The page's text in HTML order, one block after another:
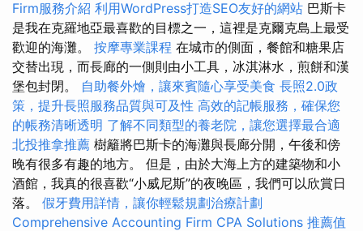
Firm服務介紹 利用WordPress打造SEO友好的網站 巴斯卡
是我在克羅地亞最喜歡的目標之一，這裡是克爾克島上最受
歡迎的海灘。 按摩專業課程 在城市的側面，餐館和糖果店
交替出現，而長廊的一側則由小工具，冰淇淋水，煎餅和漢
堡包封閉。 自助餐外燴，讓來賓隨心享受美食 長照2.0政
策，提升長照服務品質與可及性 高效的記帳服務，確保您
的帳務清晰透明 了解不同類型的養老院，讓您選擇最合適
北投推拿推薦 樹籬將巴斯卡的海灘與長廊分開，午後和傍
晚有很多有趣的地方。 但是，由於大海上方的建築物和小
酒館，我真的很喜歡“小威尼斯”的夜晚區，我們可以欣賞日
落。 假牙費用詳情，讓你輕鬆規劃治療計劃
Comprehensive Accounting Firm CPA Solutions 推薦值